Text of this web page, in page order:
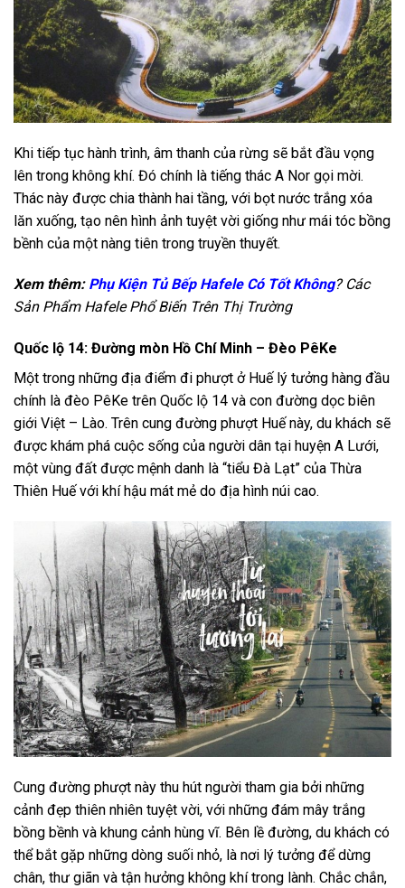
Khi tiếp tục hành trình, âm thanh của rừng sẽ bắt đầu vọng
lên trong không khí. Đó chính là tiếng thác A Nor gọi mời.
Thác này được chia thành hai tầng, với bọt nước trắng xóa
lăn xuống, tạo nên hình ảnh tuyệt vời giống như mái tóc bồng
bềnh của một nàng tiên trong truyền thuyết.
Xem thêm: Phụ Kiện Tủ Bếp Hafele Có Tốt Không? Các
Sản Phẩm Hafele Phổ Biến Trên Thị Trường
Quốc lộ 14: Đường mòn Hồ Chí Minh – Đèo PêKe
Một trong những địa điểm đi phượt ở Huế lý tưởng hàng đầu
chính là đèo PêKe trên Quốc lộ 14 và con đường dọc biên
giới Việt – Lào. Trên cung đường phượt Huế này, du khách sẽ
được khám phá cuộc sống của người dân tại huyện A Lưới,
một vùng đất được mệnh danh là “tiểu Đà Lạt” của Thừa
Thiên Huế với khí hậu mát mẻ do địa hình núi cao.
Cung đường phượt này thu hút người tham gia bởi những
cảnh đẹp thiên nhiên tuyệt vời, với những đám mây trắng
bồng bềnh và khung cảnh hùng vĩ. Bên lề đường, du khách có
thể bắt gặp những dòng suối nhỏ, là nơi lý tưởng để dừng
chân, thư giãn và tận hưởng không khí trong lành. Chắc chắn,